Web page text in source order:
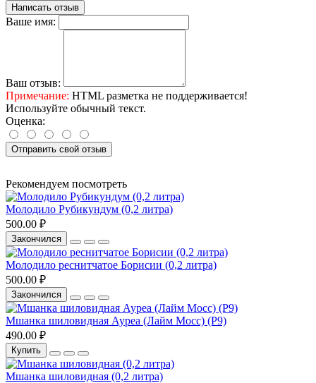
Написать отзыв
Ваше имя:
Ваш отзыв:
Примечание: HTML разметка не поддерживается!
Используйте обычный текст.
Оценка:
Отправить свой отзыв
Рекомендуем посмотреть
Молодило Рубикундум (0,2 литра)
500.00 ₽
Закончился
Молодило реснитчатое Борисии (0,2 литра)
500.00 ₽
Закончился
Мшанка шиловидная Ауреа (Лайм Мосс) (Р9)
490.00 ₽
Купить
Мшанка шиловидная (0,2 литра)